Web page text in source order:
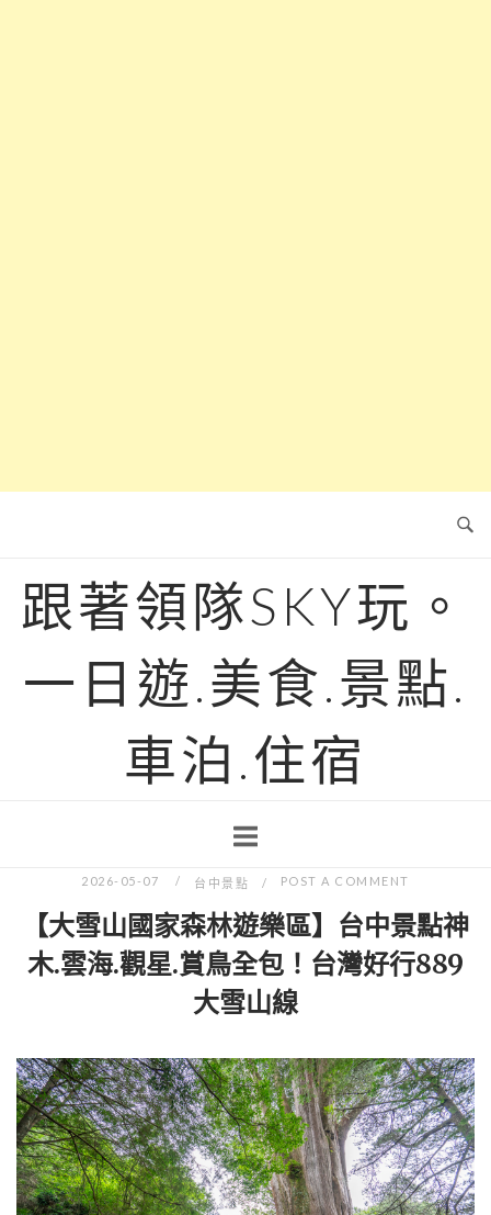
跟著領隊SKY玩。
一日遊.美食.景點.
車泊.住宿
2026-05-07 台中景點 POST A COMMENT
【大雪山國家森林遊樂區】台中景點神
木.雲海.觀星.賞鳥全包！台灣好行889
大雪山線